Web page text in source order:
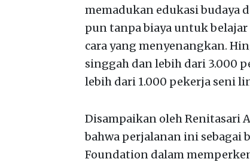
memadukan edukasi
pun tanpa biaya untuk
cara yang menyenangkan.
singgah dan lebih dari 3.000
lebih dari 1.000 pekerja seni
Disampaikan oleh Renitasari
bahwa perjalanan ini sebagai
Foundation dalam